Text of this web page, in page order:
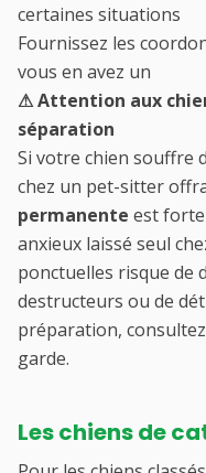
certaines situations
Fournissez les
vous en avez un
⚠ Attention aux
séparation
Si votre chien souffre
chez un pet-sitter
permanente est
anxieux laissé seul
ponctuelles risque de
destructeurs ou de
préparation,
garde.
Les chiens de